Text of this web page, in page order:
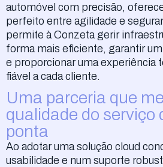
automóvel com precisão,
perfeito entre agilidade e
permite à Conzeta gerir
forma mais eficiente, garantir
e proporcionar uma experiência
fiável a cada cliente.
Uma parceria que
qualidade do serviço
ponta
Ao adotar uma solução cloud
usabilidade e num suporte